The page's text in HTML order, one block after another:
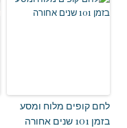
לחם קופים מלוח ומסע
בזמן 101 שנים אחורה